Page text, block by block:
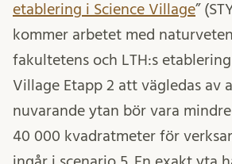
etablering i Science Village”
kommer arbetet med
fakultetens och LTH:s
Village Etapp 2 att vägledas av
nuvarande ytan bör vara
40 000 kvadratmeter för